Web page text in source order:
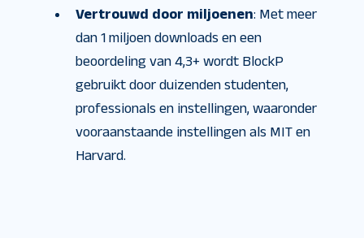
Vertrouwd door miljoenen: Met meer
dan 1 miljoen downloads en een
beoordeling van 4,3+ wordt BlockP
gebruikt door duizenden studenten,
professionals en instellingen, waaronder
vooraanstaande instellingen als MIT en
Harvard.